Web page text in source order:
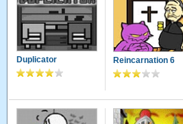
Duplicator Reincarnation 6